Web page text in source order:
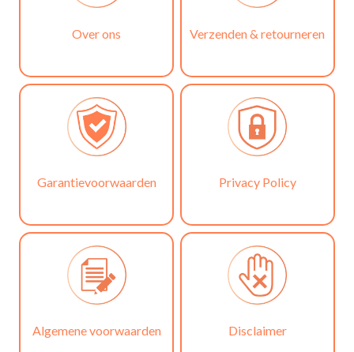
Over ons Verzenden & retourneren
Garantievoorwaarden Privacy Policy
Algemene voorwaarden Disclaimer